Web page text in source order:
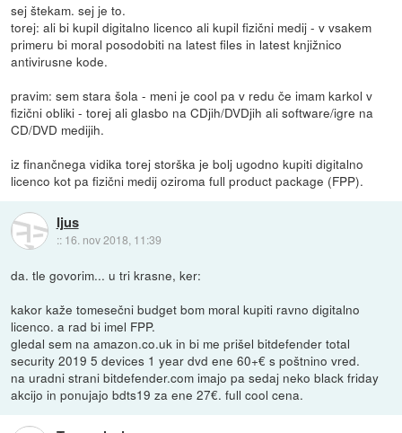
sej štekam. sej je to.
torej: ali bi kupil digitalno licenco ali kupil fizični medij - v vsakem
primeru bi moral posodobiti na latest files in latest knjižnico
antivirusne kode.
pravim: sem stara šola - meni je cool pa v redu če imam karkol v
fizični obliki - torej ali glasbo na CDjih/DVDjih ali software/igre na
CD/DVD medijih.
iz finančnega vidika torej storška je bolj ugodno kupiti digitalno
licenco kot pa fizični medij oziroma full product package (FPP).
Ijus
:: 16. nov 2018, 11:39
da. tle govorim... u tri krasne, ker:
kakor kaže tomesečni budget bom moral kupiti ravno digitalno
licenco. a rad bi imel FPP.
gledal sem na amazon.co.uk in bi me prišel bitdefender total
security 2019 5 devices 1 year dvd ene 60+€ s poštnino vred.
na uradni strani bitdefender.com imajo pa sedaj neko black friday
akcijo in ponujajo bdts19 za ene 27€. full cool cena.